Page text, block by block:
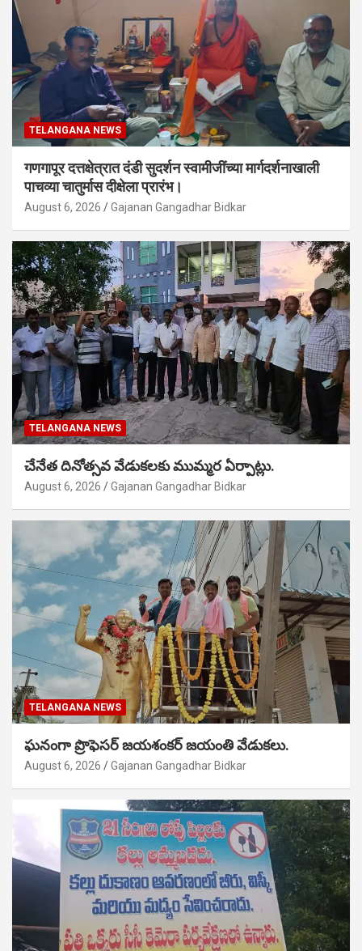
TELANGANA NEWS
गणगापूर दत्तक्षेत्रात दंडी सुदर्शन स्वामीजींच्या मार्गदर्शनाखाली
पाचव्या चातुर्मास दीक्षेला प्रारंभ।
August 6, 2026 Gajanan Gangadhar Bidkar
TELANGANA NEWS
చేనేత దినోత్సవ వేడుకలకు ముమ్మర ఏర్పాట్లు.
August 6, 2026 Gajanan Gangadhar Bidkar
TELANGANA NEWS
ఘనంగా ప్రొఫెసర్ జయశంకర్ జయంతి వేడుకలు.
August 6, 2026 Gajanan Gangadhar Bidkar